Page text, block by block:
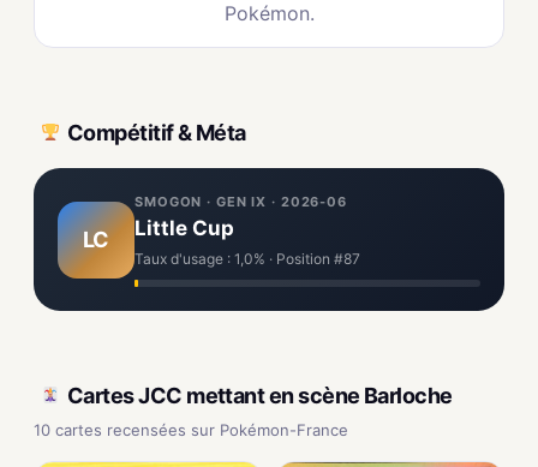
Pokémon.
Compétitif & Méta
LC
SMOGON · GEN IX · 2026-06
Little Cup
Taux d'usage : 1,0% · Position #87
Cartes JCC mettant en scène Barloche
10 cartes recensées sur Pokémon-France